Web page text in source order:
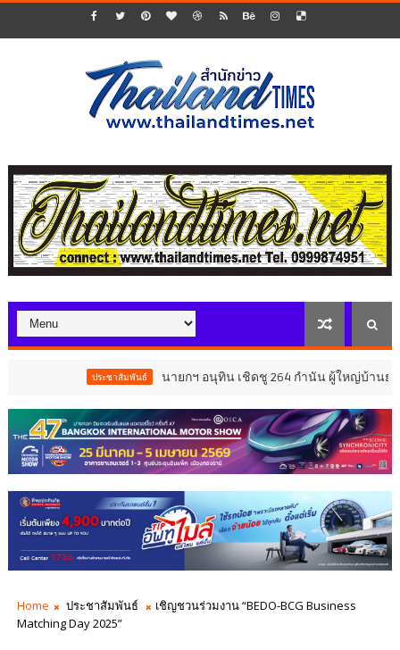
ประชาสัมพันธ์ นายกฯ อนุทิน เชิดชู 264 กำนัน ผู้ใหญ่บ้านยอดเยี่ย
Home ประชาสัมพันธ์
เชิญชวนร่วมงาน “BEDO-BCG Business
Matching Day 2025”